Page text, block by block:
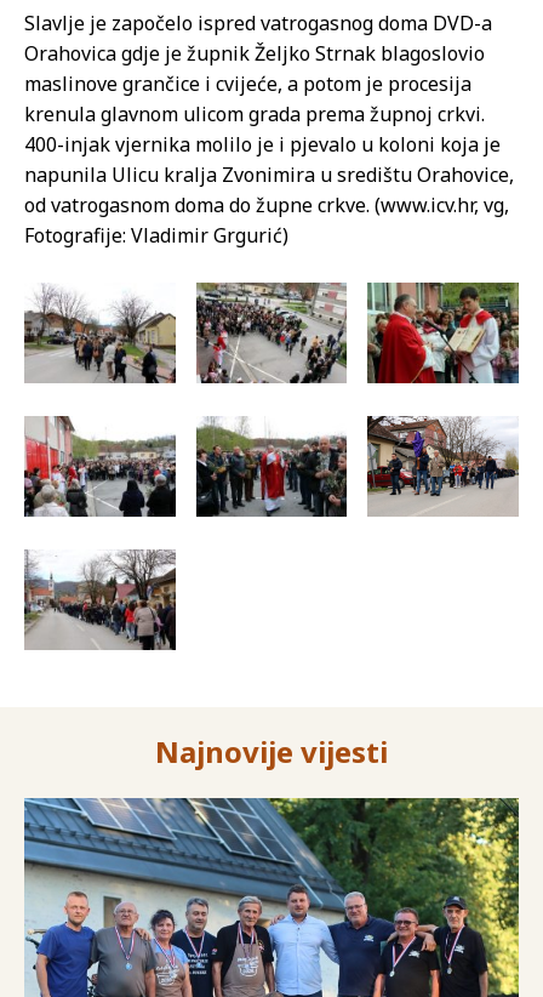
Slavlje je započelo ispred vatrogasnog doma DVD-a
Orahovica gdje je župnik Željko Strnak blagoslovio
maslinove grančice i cvijeće, a potom je procesija
krenula glavnom ulicom grada prema župnoj crkvi.
400-injak vjernika molilo je i pjevalo u koloni koja je
napunila Ulicu kralja Zvonimira u središtu Orahovice,
od vatrogasnom doma do župne crkve. (www.icv.hr, vg,
Fotografije: Vladimir Grgurić)
Najnovije vijesti